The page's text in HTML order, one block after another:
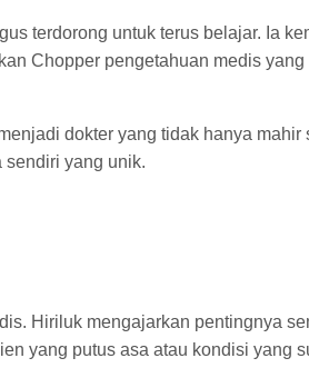
terdorong untuk terus belajar. Ia
Chopper pengetahuan medis
dokter yang tidak hanya
sendiri yang unik.
Hiriluk mengajarkan pentingnya
yang putus asa atau kondisi yang